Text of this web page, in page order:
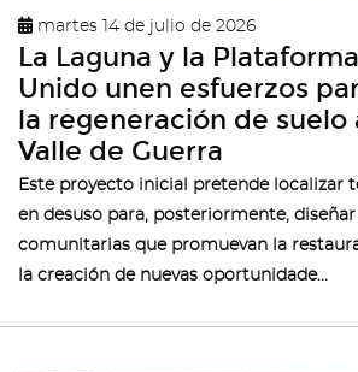
martes 14 de julio de 2026
La Laguna y la
Unido unen esfuerzos
la regeneración de suelo
Valle de Guerra
Este proyecto inicial pretende localizar
en desuso para, posteriormente,
comunitarias que promuevan la
la creación de nuevas oportunidade...